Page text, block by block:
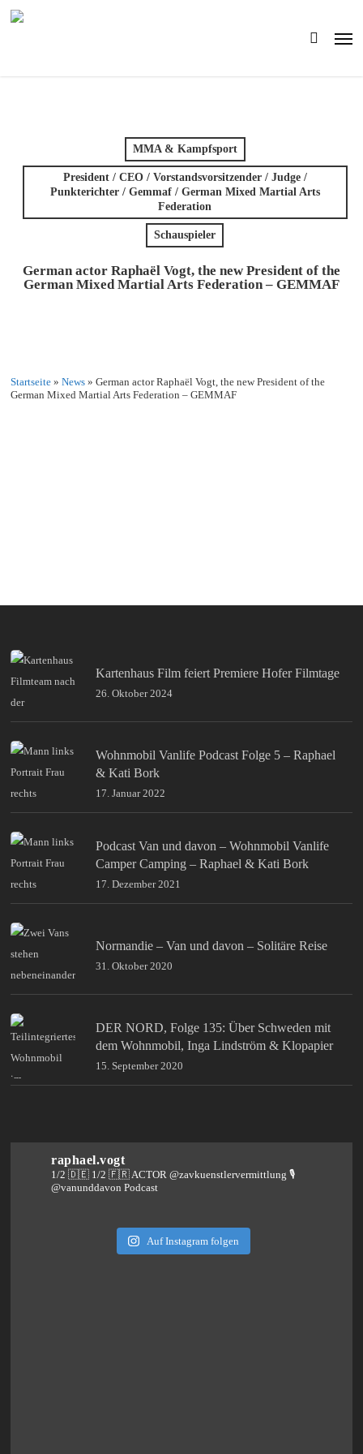
search
MMA & Kampfsport
President / CEO / Vorstandsvorsitzender / Judge /
Punkterichter / Gemmaf / German Mixed Martial Arts
Federation
Schauspieler
German actor Raphaël Vogt, the new President of the
German Mixed Martial Arts Federation – GEMMAF
Startseite »News »German actor Raphaël Vogt, the new President of the
German Mixed Martial Arts Federation – GEMMAF
Kartenhaus Film feiert Premiere Hofer Filmtage
26. Oktober 2024
Wohnmobil Vanlife Podcast Folge 5 – Raphael
& Kati Bork
17. Januar 2022
Podcast Van und davon – Wohnmobil Vanlife
Camper Camping – Raphael & Kati Bork
17. Dezember 2021
Normandie – Van und davon – Solitäre Reise
31. Oktober 2020
DER NORD, Folge 135: Über Schweden mit
dem Wohnmobil, Inga Lindström & Klopapier
15. September 2020
raphael.vogt
1/2 🇩🇪 1/2 🇫🇷 ACTOR @zavkuenstlervermittlung🎙️
@vanunddavon Podcast
Auf Instagram folgen